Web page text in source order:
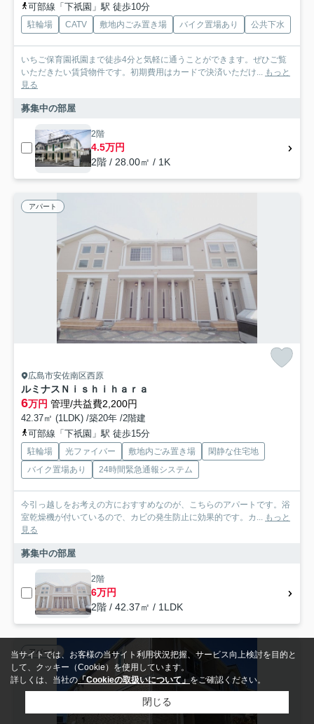
可部線「下祇園」駅 徒歩10分
駐輪場 CATV 敷地内ごみ置き場 バイク置場あり 公共下水
いちご保育園祇園まで徒歩4分と気軽に通うことができます。ぜひご覧
いただきたい賃貸物件です。初期費用はカードで決済いただけ...
もっと
見る
募集中の部屋
2階
4.5万円
2階 / 28.00㎡ / 1K
アパート
広島市安佐南区西原
ルミナスＮｉｓｈｉｈａｒａ
6万円 管理/共益費2,200円
42.37㎡ (1LDK) /築20年 /2階建
可部線「下祇園」駅 徒歩15分
駐輪場 光ファイバー 敷地内ごみ置き場
閑静な住宅地
バイク置場あり
24時間緊急通報システム
今引っ越しをお考えの方におすすめなのが、こちらのアパートです。浴
室乾燥機が付いているので、カビの発生防止に効果的です。カ...
もっと
見る
募集中の部屋
2階
6万円
2階 / 42.37㎡ / 1LDK
アパート
当サイトでは、お客様の当サイト利用状況把握、サービス向上検討を目的と
して、クッキー（Cookie）を使用しています。
詳しくは、当社の「Cookieの取扱いについて」 をご確認ください。
閉じる